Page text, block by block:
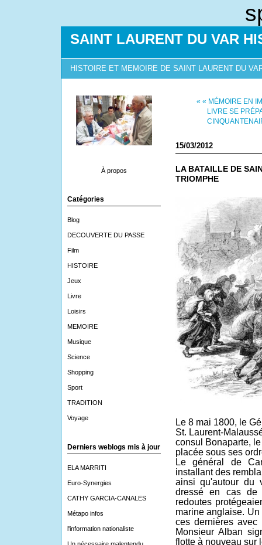
SAINT LAURENT DU VAR
HISTOIRE ET MEMOIRE DE SAINT LAURENT DU
À propos
Catégories
Blog
DECOUVERTE DU PASSE
Film
HISTOIRE
Jeux
Livre
Loisirs
MEMOIRE
Musique
Science
Shopping
Sport
TRADITION
Voyage
Derniers weblogs mis à jour
ELA MARRITI
Euro-Synergies
CATHY GARCIA-CANALES
Métapo infos
l'information nationaliste
« « MÉMOIRE EN
LIVRE SE
15/03/2012
LA BATAILLE DE
TRIOMPHE
Le 8 mai 1800, le
St. Laurent-
consul Bonaparte,
placée sous ses
Le général de
installant des
ainsi qu'autour du
dressé en cas
redoutes
marine anglaise.
ces dernières
Monsieur Alban
flotte à nouveau sur